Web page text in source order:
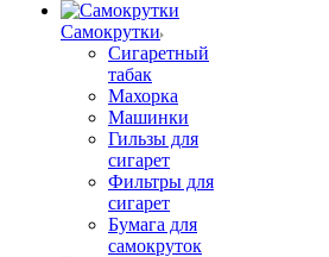
Самокрутки
Сигаретный
табак
Махорка
Машинки
Гильзы для
сигарет
Фильтры для
сигарет
Бумага для
самокруток